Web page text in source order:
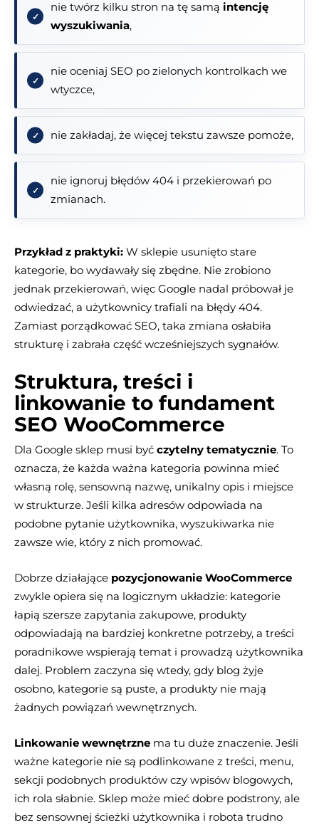
nie twórz kilku stron na tę samą intencję
wyszukiwania,
nie oceniaj SEO po zielonych kontrolkach we
wtyczce,
nie zakładaj, że więcej tekstu zawsze pomoże,
nie ignoruj błędów 404 i przekierowań po
zmianach.
Przykład z praktyki: W sklepie usunięto stare
kategorie, bo wydawały się zbędne. Nie zrobiono
jednak przekierowań, więc Google nadal próbował je
odwiedzać, a użytkownicy trafiali na błędy 404.
Zamiast porządkować SEO, taka zmiana osłabiła
strukturę i zabrała część wcześniejszych sygnałów.
Struktura, treści i
linkowanie to fundament
SEO WooCommerce
Dla Google sklep musi być czytelny tematycznie. To
oznacza, że każda ważna kategoria powinna mieć
własną rolę, sensowną nazwę, unikalny opis i miejsce
w strukturze. Jeśli kilka adresów odpowiada na
podobne pytanie użytkownika, wyszukiwarka nie
zawsze wie, który z nich promować.
Dobrze działające pozycjonowanie WooCommerce
zwykle opiera się na logicznym układzie: kategorie
łapią szersze zapytania zakupowe, produkty
odpowiadają na bardziej konkretne potrzeby, a treści
poradnikowe wspierają temat i prowadzą użytkownika
dalej. Problem zaczyna się wtedy, gdy blog żyje
osobno, kategorie są puste, a produkty nie mają
żadnych powiązań wewnętrznych.
Linkowanie wewnętrzne ma tu duże znaczenie. Jeśli
ważne kategorie nie są podlinkowane z treści, menu,
sekcji podobnych produktów czy wpisów blogowych,
ich rola słabnie. Sklep może mieć dobre podstrony, ale
bez sensownej ścieżki użytkownika i robota trudno